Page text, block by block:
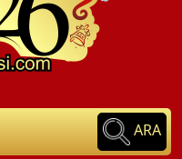
ARA